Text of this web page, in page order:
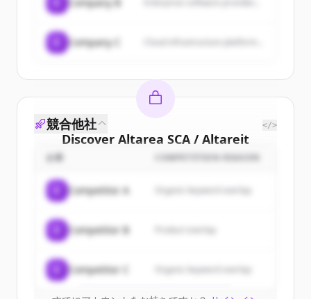
Company C
Discover Altarea SCA / Altareit
customers
Sign up for free to view all
ofAltarea SCA / Altareit SA
New accounts include trial credits to
get started.
Create Free Account
競合他社 </>
企業 COMPETITION REASON
Competitor A Organic keyword overlap
Competitor B
Competitor C Organic keyword overlap